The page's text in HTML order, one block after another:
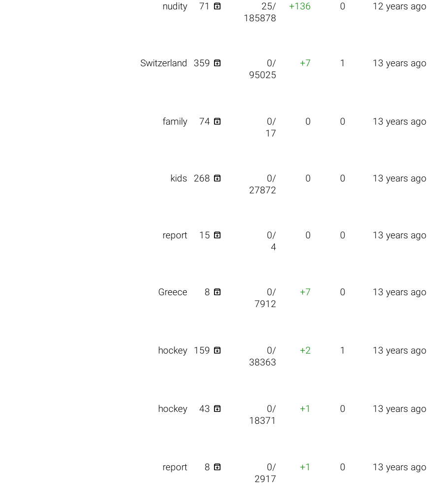
nudity 71 
25/
185878
+136 0 12 years ago
Switzerland 359 
0/
95025
+7 1 13 years ago
family 74 
0/
17
0 0 13 years ago
kids 268 
0/
27872
0 0 13 years ago
report 15 
0/
4
0 0 13 years ago
Greece 8 
0/
7912
+7 0 13 years ago
hockey 159 
0/
38363
+2 1 13 years ago
hockey 43 
0/
18371
+1 0 13 years ago
report 8 
0/
2917
+1 0 13 years ago